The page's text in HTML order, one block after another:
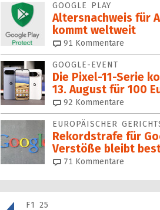
GOOGLE PLAY
Altersnachweis für
kommt weltweit
91 Kommentare
GOOGLE-EVENT
Die Pixel-11-Serie
13. August für 100
92 Kommentare
EUROPÄISCHER
Rekordstrafe für
Verstöße bleibt
71 Kommentare
F1 25